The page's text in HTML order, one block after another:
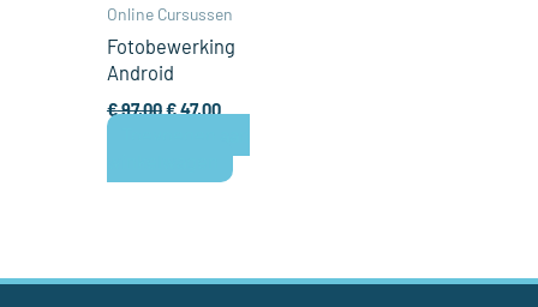
Online Cursussen
Fotobewerking
Android
€97,00€47,00